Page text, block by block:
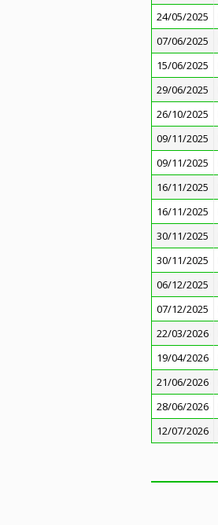
24/05/2025
07/06/2025
15/06/2025
29/06/2025
26/10/2025
09/11/2025
09/11/2025
16/11/2025
16/11/2025
30/11/2025
30/11/2025
06/12/2025
07/12/2025
22/03/2026
19/04/2026
21/06/2026
28/06/2026
12/07/2026